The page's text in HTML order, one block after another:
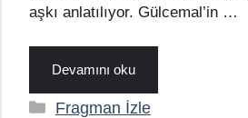
aşkı anlatılıyor. Gülcemal’in …
Devamını oku
Kategoriler
Fragman İzle